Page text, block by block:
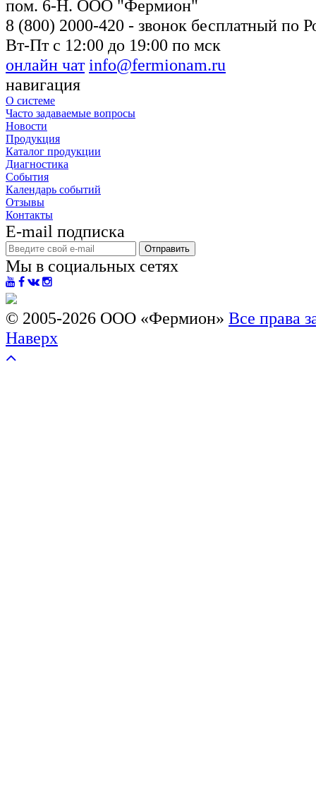
пом. 6-Н. ООО "Фермион"
8 (800) 2000-420 - звонок бесплатный по
Вт-Пт с 12:00 до 19:00 по мск
онлайн чат info@fermionam.ru
навигация
О системе
Часто задаваемые вопросы
Новости
Продукция
Каталог продукции
Диагностика
События
Календарь событий
Отзывы
Контакты
E-mail подписка
Отправить
Мы в социальных сетях
© 2005-2026 ООО «Фермион» Все права
Наверх